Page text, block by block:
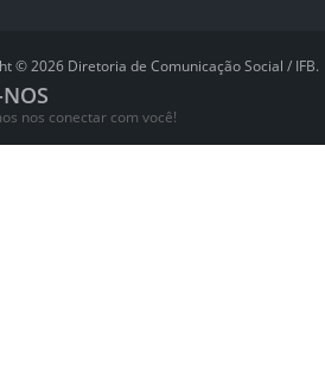
© 2026 Diretoria de Comunicação Social / IFB.
nos conectar com você!